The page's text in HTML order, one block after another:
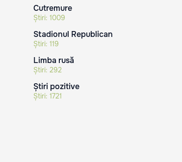
Cutremure
Știri: 1009
Stadionul Republican
Știri: 119
Limba rusă
Știri: 292
Știri pozitive
Știri: 1721